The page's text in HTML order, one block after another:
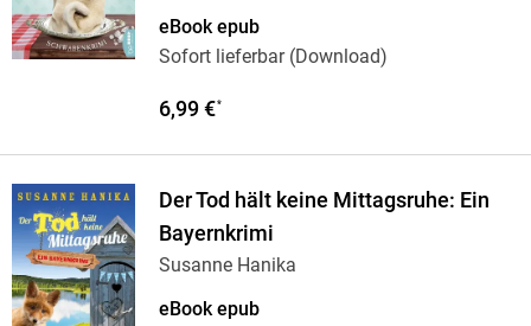
eBook epub
Sofort lieferbar (Download)
6,99 €*
Der Tod hält keine Mittagsruhe: Ein
Bayernkrimi
Susanne Hanika
eBook epub